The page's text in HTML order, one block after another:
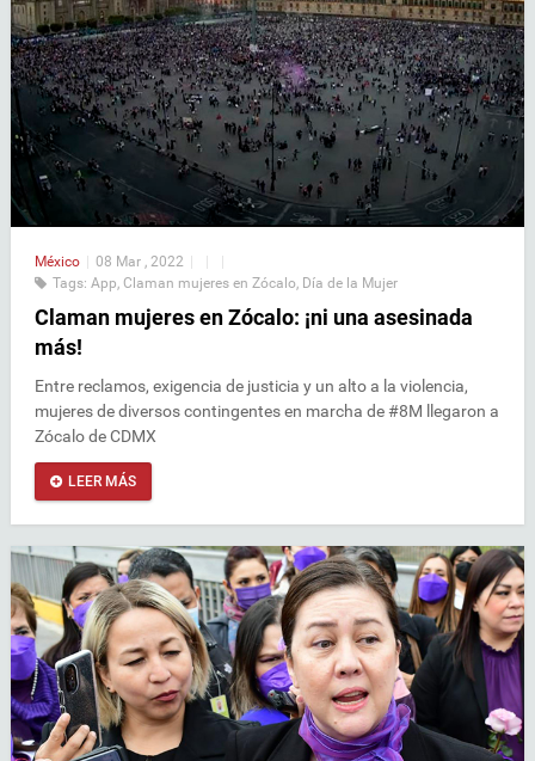
México | 08 Mar , 2022 | |
|
Tags: App Claman mujeres en Zócalo Día de la Mujer
Claman mujeres en Zócalo: ¡ni una asesinada
más!
Entre reclamos, exigencia de justicia y un alto a la violencia,
mujeres de diversos contingentes en marcha de #8M llegaron a
Zócalo de CDMX
LEER MÁS